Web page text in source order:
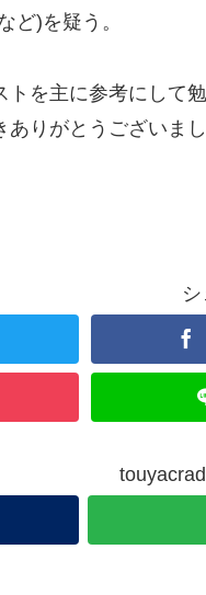
ど)を疑う。
を主に参考にして
りがとうございまし